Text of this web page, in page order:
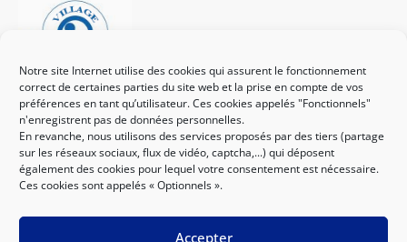
Notre site Internet utilise des cookies qui assurent le fonctionnement
correct de certaines parties du site web et la prise en compte de vos
préférences en tant qu’utilisateur. Ces cookies appelés "Fonctionnels"
n'enregistrent pas de données personnelles.
En revanche, nous utilisons des services proposés par des tiers (partage
sur les réseaux sociaux, flux de vidéo, captcha,...) qui déposent
également des cookies pour lequel votre consentement est nécessaire.
Ces cookies sont appelés « Optionnels ».
Accepter
J'achète mon forfait ici